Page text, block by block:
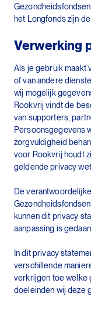
het Longfonds zijn
Verwerking
Als je gebruik maakt
of van andere
wij mogelijk
Rookvrij vindt de
van supporters,
Persoonsgegevens
zorgvuldigheid
voor Rookvrij houdt
geldende privacy
De
kunnen dit privacy
aanpassing is
In dit privacy
verschillende
verkrijgen toe welke
doeleinden wij deze